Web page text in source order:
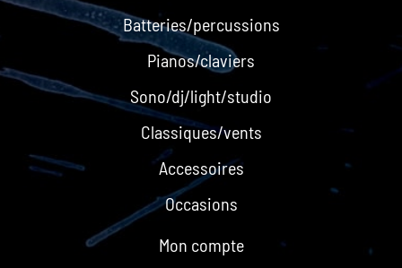
Batteries/percussions
Pianos/claviers
Sono/dj/light/studio
Classiques/vents
Accessoires
Occasions
Mon compte